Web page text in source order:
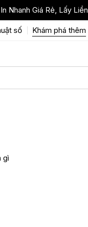
Nhanh Giá Rẻ, Lấy Liền
số Khám phá thêm
gì